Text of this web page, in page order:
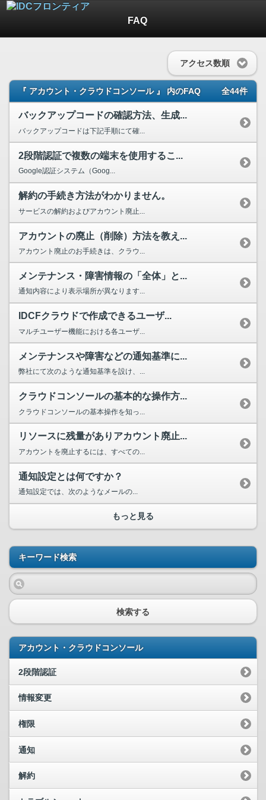
FAQ
アクセス数順
『 アカウント・クラウドコンソール 』 内のFAQ 全44件
バックアップコードの確認方法、生成...
バックアップコードは下記手順にて確...
2段階認証で複数の端末を使用するこ...
Google認証システム（Goog...
解約の手続き方法がわかりません。
サービスの解約およびアカウント廃止...
アカウントの廃止（削除）方法を教え...
アカウント廃止のお手続きは、クラウ...
メンテナンス・障害情報の「全体」と...
通知内容により表示場所が異なります...
IDCFクラウドで作成できるユーザ...
マルチユーザー機能における各ユーザ...
メンテナンスや障害などの通知基準に...
弊社にて次のような通知基準を設け、...
クラウドコンソールの基本的な操作方...
クラウドコンソールの基本操作を知っ...
リソースに残量がありアカウント廃止...
アカウントを廃止するには、すべての...
通知設定とは何ですか？
通知設定では、次のようなメールの...
もっと見る
キーワード検索
検索する
アカウント・クラウドコンソール
2段階認証
情報変更
権限
通知
解約